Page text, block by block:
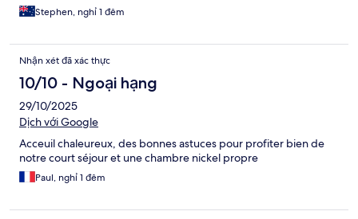
Stephen, nghỉ 1 đêm
Nhận xét đã xác thực
10/10 - Ngoại hạng
29/10/2025
Dịch với Google
Acceuil chaleureux, des bonnes astuces pour profiter bien de
notre court séjour et une chambre nickel propre
Paul, nghỉ 1 đêm